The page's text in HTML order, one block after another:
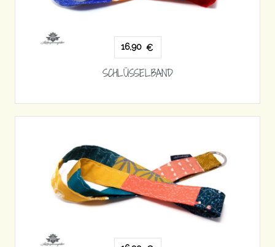
16,90 €
SCHLÜSSELBAND